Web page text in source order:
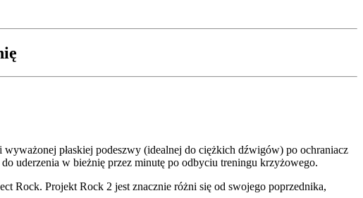
płaskiej podeszwy (idealnej do ciężkich dźwigów) po ochraniacz
uderzenia w bieżnię przez minutę po odbyciu treningu krzyżowego.
Rock. Projekt Rock 2 jest znacznie różni się od swojego poprzednika,